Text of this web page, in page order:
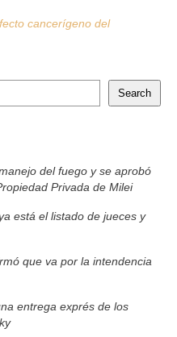
cancerígeno del
Search
del fuego y se aprobó
Privada de Milei
está el listado de jueces y
que va por la intendencia
entrega exprés de los